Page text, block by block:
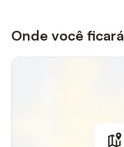
Onde você ficará